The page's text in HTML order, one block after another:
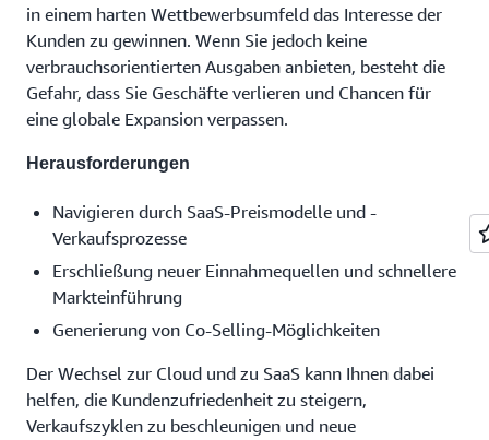
in einem harten Wettbewerbsumfeld das Interesse der
Kunden zu gewinnen. Wenn Sie jedoch keine
verbrauchsorientierten Ausgaben anbieten, besteht die
Gefahr, dass Sie Geschäfte verlieren und Chancen für
eine globale Expansion verpassen.
Herausforderungen
Navigieren durch SaaS-Preismodelle und -
Verkaufsprozesse
Erschließung neuer Einnahmequellen und schnellere
Markteinführung
Generierung von Co-Selling-Möglichkeiten
Der Wechsel zur Cloud und zu SaaS kann Ihnen dabei
helfen, die Kundenzufriedenheit zu steigern,
Verkaufszyklen zu beschleunigen und neue